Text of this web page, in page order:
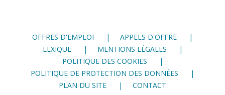
OFFRES D'EMPLOI
APPELS D'OFFRE
LEXIQUE
MENTIONS LÉGALES
POLITIQUE DES COOKIES
POLITIQUE DE PROTECTION DES DONNÉES
PLAN DU SITE
CONTACT